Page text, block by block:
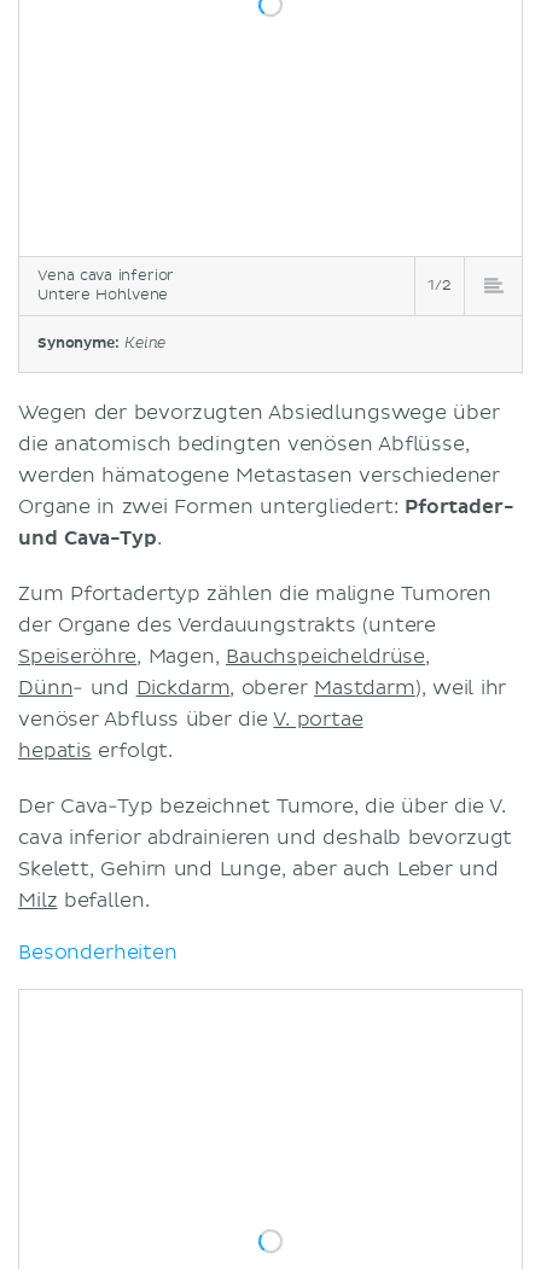
Vena cava inferior
Untere Hohlvene
1/2
Synonyme: Keine
Wegen der bevorzugten Absiedlungswege über
die anatomisch bedingten venösen Abflüsse,
werden hämatogene Metastasen verschiedener
Organe in zwei Formen untergliedert: Pfortader-
und Cava-Typ.
Zum Pfortadertyp zählen die maligne Tumoren
der Organe des Verdauungstrakts (untere
Speiseröhre, Magen, Bauchspeicheldrüse,
Dünn- und Dickdarm, oberer Mastdarm), weil ihr
venöser Abfluss über dieV. portae
hepatis erfolgt.
Der Cava-Typ bezeichnet Tumore, die über die V.
cava inferior abdrainieren und deshalb bevorzugt
Skelett, Gehirn und Lunge, aber auch Leber und
Milz befallen.
Besonderheiten